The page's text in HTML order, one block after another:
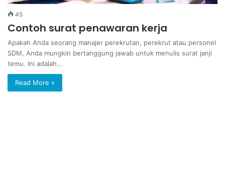
45
Contoh surat penawaran kerja
Apakah Anda seorang manajer perekrutan, perekrut atau personel
SDM, Anda mungkin bertanggung jawab untuk menulis surat janji
temu. Ini adalah…
Read More »